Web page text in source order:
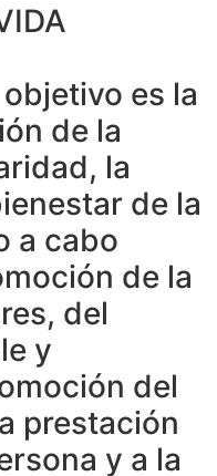
es la
de la
la
de la
a cabo
de la
del
y
del
prestación
y a la